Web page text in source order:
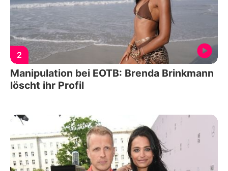
2
Manipulation bei EOTB: Brenda Brinkmann
löscht ihr Profil